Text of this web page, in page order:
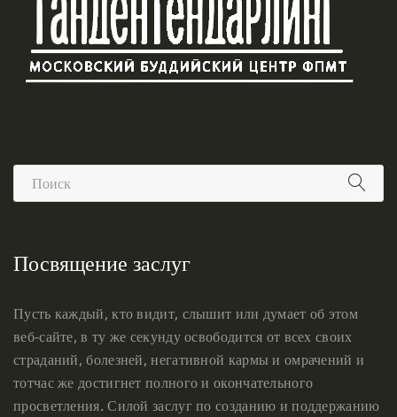
Посвящение заслуг
Пусть каждый, кто видит, слышит или думает об этом
веб-сайте, в ту же секунду освободится от всех своих
страданий, болезней, негативной кармы и омрачений и
тотчас же достигнет полного и окончательного
просветления. Силой заслуг по созданию и поддержанию